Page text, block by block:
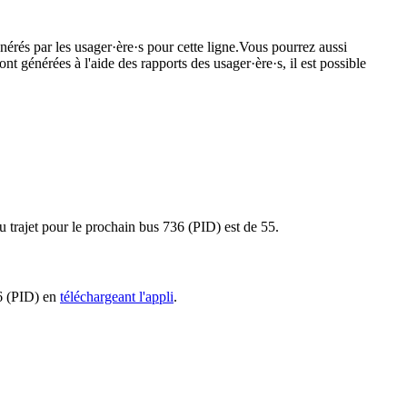
par les usager·ère·s pour cette ligne.Vous pourrez aussi
générées à l'aide des rapports des usager·ère·s, il est possible
pour le prochain bus 736 (PID) est de 55.
(PID) en téléchargeant l'appli.